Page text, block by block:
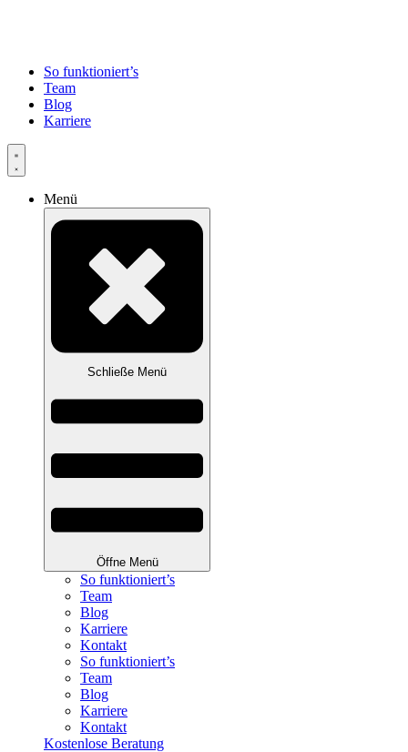
So funktioniert’s
Team
Blog
Karriere
Menü
Schließe Menü
Öffne Menü
So funktioniert’s
Team
Blog
Karriere
Kontakt
So funktioniert’s
Team
Blog
Karriere
Kontakt
Kostenlose Beratung